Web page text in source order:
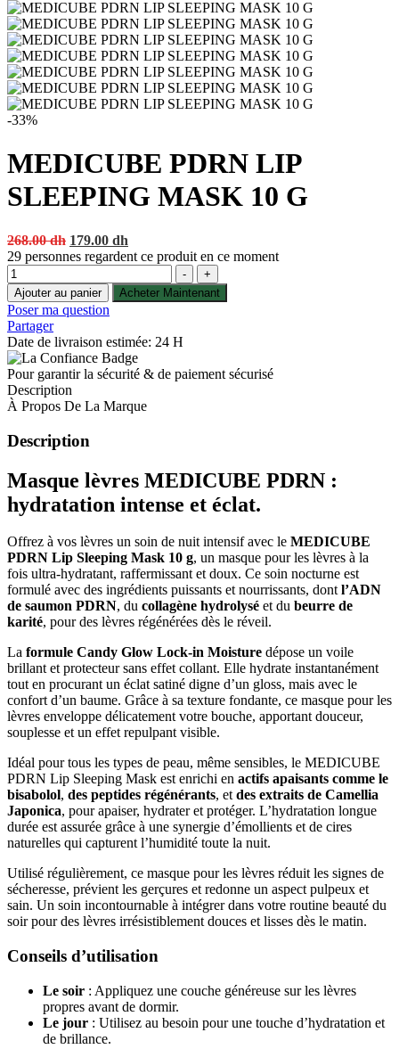
-33%
MEDICUBE PDRN LIP
SLEEPING MASK 10 G
268.00dh Original
price
268.00 dh.
179.00 dh
price
179.00 dh.
29 personnes regardent ce produit en ce moment
Quantité
-
+
Ajouter au panier
Acheter Maintenant
Poser ma question
Partager
Date de livraison estimée: 24 H
Pour garantir la sécurité & de paiement sécurisé
Description
À Propos De La Marque
Description
Masque lèvres MEDICUBE PDRN :
hydratation intense et éclat.
Offrez à vos lèvres un soin de nuit intensif avec le MEDICUBE
PDRN Lip Sleeping Mask 10 g, un masque pour les lèvres à la
fois ultra-hydratant, raffermissant et doux. Ce soin nocturne est
formulé avec des ingrédients puissants et nourrissants, dontl’ADN
de saumon PDRN, du collagène hydrolysé et du beurre de
karité, pour des lèvres régénérées dès le réveil.
La formule Candy Glow Lock-in Moisture dépose un voile
brillant et protecteur sans effet collant. Elle hydrate instantanément
tout en procurant un éclat satiné digne d’un gloss, mais avec le
confort d’un baume. Grâce à sa texture fondante, ce masque pour les
lèvres enveloppe délicatement votre bouche, apportant douceur,
souplesse et un effet repulpant visible.
Idéal pour tous les types de peau, même sensibles, le MEDICUBE
PDRN Lip Sleeping Mask est enrichi en actifs apaisants comme le
bisabolol, des peptides régénérants, etdes extraits de Camellia
Japonica, pour apaiser, hydrater et protéger. L’hydratation longue
durée est assurée grâce à une synergie d’émollients et de cires
naturelles qui capturent l’humidité toute la nuit.
Utilisé régulièrement, ce masque pour les lèvres réduit les signes de
sécheresse, prévient les gerçures et redonne un aspect pulpeux et
sain. Un soin incontournable à intégrer dans votre routine beauté du
soir pour des lèvres irrésistiblement douces et lisses dès le matin.
Conseils d’utilisation
Le soir : Appliquez une couche généreuse sur les lèvres
propres avant de dormir.
Le jour : Utilisez au besoin pour une touche d’hydratation et
de brillance.